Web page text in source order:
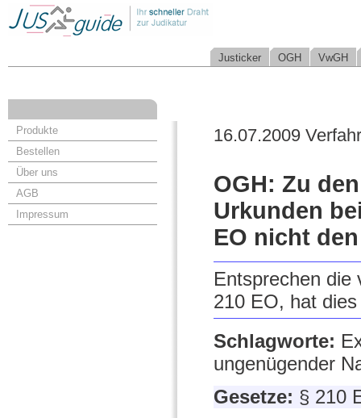
Justicker OGH VwGH
Produkte
Bestellen
Über uns
AGB
Impressum
16.07.2009
OGH: Zu
Urkunden
EO nicht
Entsprechen die
210 EO, hat
Schlagworte:
ungenügender
Gesetze: § 210